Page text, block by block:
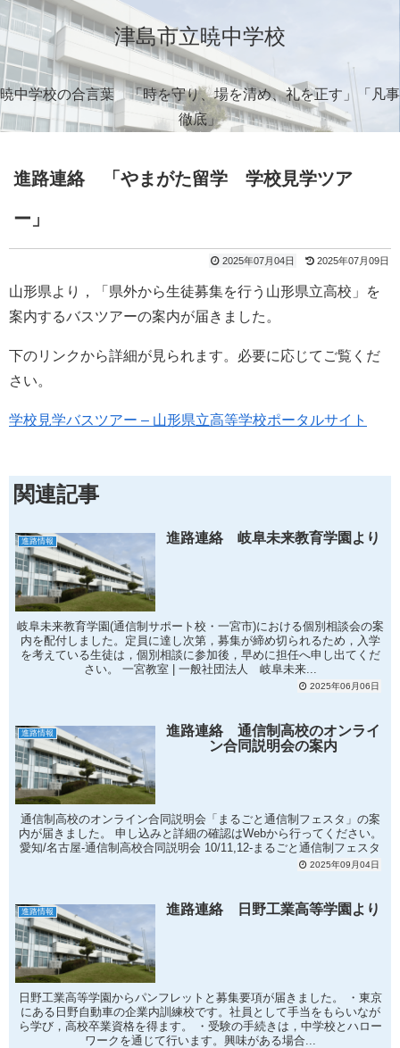
津島市立暁中学校
暁中学校の合言葉 「時を守り、場を清め、礼を正す」「凡事
徹底」
進路連絡 「やまがた留学 学校見学ツア
ー」
2025年07月04日 2025年07月09日
山形県より，「県外から生徒募集を行う山形県立高校」を
案内するバスツアーの案内が届きました。
下のリンクから詳細が見られます。必要に応じてご覧くだ
さい。
学校見学バスツアー – 山形県立高等学校ポータルサイト
関連記事
進路情報 進路連絡 岐阜未来教育学園より
岐阜未来教育学園(通信制サポート校・一宮市)における個別相談会の案
内を配付しました。定員に達し次第，募集が締め切られるため，入学
を考えている生徒は，個別相談に参加後，早めに担任へ申し出てくだ
さい。 一宮教室 | 一般社団法人 岐阜未来...
2025年06月06日
進路情報
進路連絡 通信制高校のオンライ
ン合同説明会の案内
通信制高校のオンライン合同説明会「まるごと通信制フェスタ」の案
内が届きました。 申し込みと詳細の確認はWebから行ってください。
愛知/名古屋-通信制高校合同説明会 10/11,12-まるごと通信制フェスタ
2025年09月04日
進路情報 進路連絡 日野工業高等学園より
日野工業高等学園からパンフレットと募集要項が届きました。 ・東京
にある日野自動車の企業内訓練校です。社員として手当をもらいなが
ら学び，高校卒業資格を得ます。 ・受験の手続きは，中学校とハロー
ワークを通じて行います。興味がある場合...